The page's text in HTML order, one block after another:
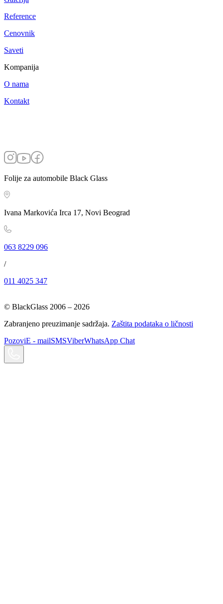
Reference
Cenovnik
Saveti
Kompanija
O nama
Kontakt
Folije za automobile Black Glass
Ivana Markovića Irca 17, Novi Beograd
063 8229 096
/
011 4025 347
© BlackGlass 2006 – 2026
Zabranjeno preuzimanje sadržaja. Zaštita podataka o ličnosti
PozoviE - mailSMSViberWhatsApp Chat